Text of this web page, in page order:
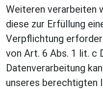
Weiteren verarbeiten
diese zur Erfüllung
Verpflichtung
von Art. 6 Abs. 1 lit. c
Datenverarbeitung
unseres berechtigten